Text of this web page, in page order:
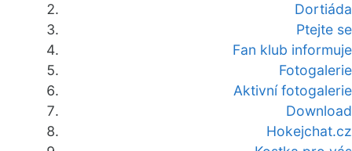
Dortiáda
Ptejte se
Fan klub informuje
Fotogalerie
Aktivní fotogalerie
Download
Hokejchat.cz